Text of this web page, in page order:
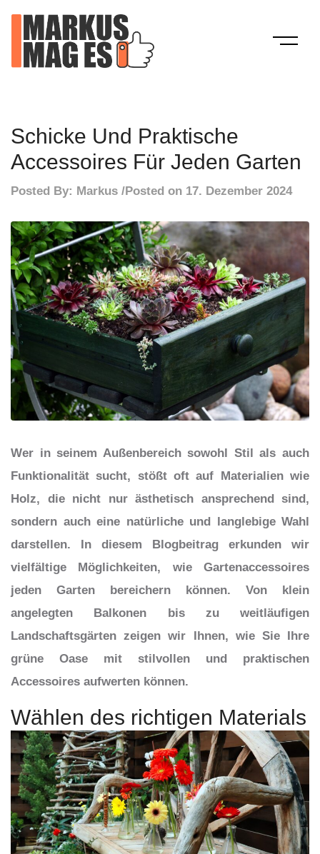
content
Schicke Und Praktische
Accessoires Für Jeden Garten
Posted By: Markus Posted on 17. Dezember 2024
Wer in seinem Außenbereich sowohl Stil als auch
Funktionalität sucht, stößt oft auf Materialien wie
Holz, die nicht nur ästhetisch ansprechend sind,
sondern auch eine natürliche und langlebige Wahl
darstellen. In diesem Blogbeitrag erkunden wir
vielfältige Möglichkeiten, wie Gartenaccessoires
jeden Garten bereichern können. Von klein
angelegten Balkonen bis zu weitläufigen
Landschaftsgärten zeigen wir Ihnen, wie Sie Ihre
grüne Oase mit stilvollen und praktischen
Accessoires aufwerten können.
Wählen des richtigen Materials